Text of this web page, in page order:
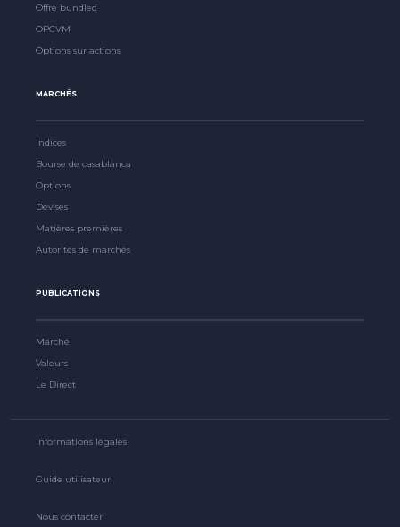
Offre bundled
OPCVM
Options sur actions
MARCHÉS
Indices
Bourse de casablanca
Options
Devises
Matières premières
Autorités de marchés
PUBLICATIONS
Marché
Valeurs
Le Direct
Informations légales
Guide utilisateur
Nous contacter